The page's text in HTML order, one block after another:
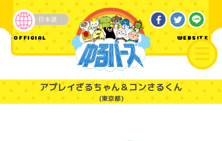
OFFICIAL WEBSITE
日本語
企業・その他
アプレイざるちゃん＆コンさるくん
(東京都)